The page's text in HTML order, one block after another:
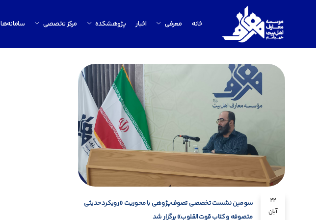
خانه معرفی اخبار پژوهشکده مرکز تخصصی سامانه‌ها
22
آبان
سومین نشست تخصصی تصوف‌پژوهی با محوریت «رویکرد حدیثی
متصوفه و کتاب قوت‌القلوب» برگزار شد